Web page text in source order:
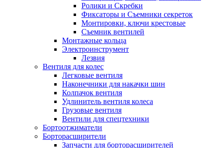
Ролики и Скребки
Фиксаторы и Съемники секреток
Монтировки, ключи крестовые
Съемник вентилей
Монтажные кольца
Электроинструмент
Лезвия
Вентиля для колес
Легковые вентиля
Наконечники для накачки шин
Колпачок вентиля
Удлинитель вентиля колеса
Грузовые вентиля
Вентили для спецтехники
Бортоотжиматели
Борторасширители
Запчасти для борторасширителей